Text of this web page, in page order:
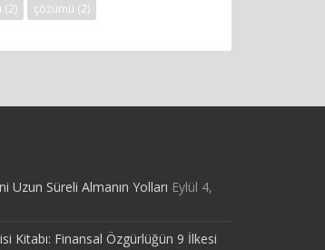
(2) çözümü (2)
Uzun Süreli Almanın Yolları Eylül 4,
Kitabı: Finansal Özgürlüğün 9 İlkesi